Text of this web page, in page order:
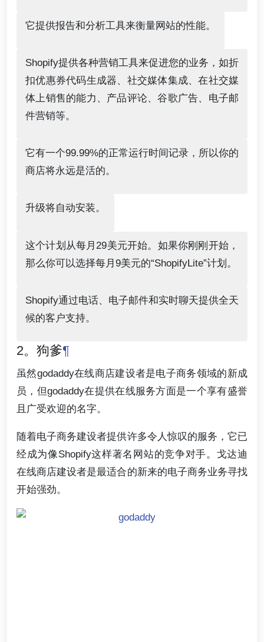
它提供报告和分析工具来衡量网站的性能。
Shopify提供各种营销工具来促进您的业务，如折
扣优惠券代码生成器、社交媒体集成、在社交媒
体上销售的能力、产品评论、谷歌广告、电子邮
件营销等。
它有一个99.99%的正常运行时间记录，所以你的
商店将永远是活的。
升级将自动安装。
这个计划从每月29美元开始。如果你刚刚开始，
那么你可以选择每月9美元的“ShopifyLite”计划。
Shopify通过电话、电子邮件和实时聊天提供全天
候的客户支持。
2。狗爹¶
虽然godaddy在线商店建设者是电子商务领域的新成
员，但godaddy在提供在线服务方面是一个享有盛誉
且广受欢迎的名字。
随着电子商务建设者提供许多令人惊叹的服务，它已
经成为像Shopify这样著名网站的竞争对手。戈达迪
在线商店建设者是最适合的新来的电子商务业务寻找
开始强劲。